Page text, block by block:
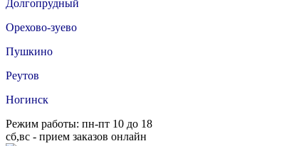
Долгопрудный
Орехово-зуево
Пушкино
Реутов
Ногинск
Режим работы: пн-пт 10 до 18
сб,вс - прием заказов онлайн